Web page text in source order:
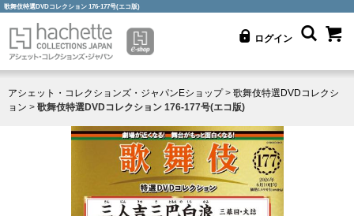
歌舞伎特選DVDコレクション 176-177号(エコ版)
ログイン
アシェット・コレクションズ・ジャパンEショップ> 歌舞伎特選DVDコレクシ
ョン > 歌舞伎特選DVDコレクション 176-177号(エコ版)